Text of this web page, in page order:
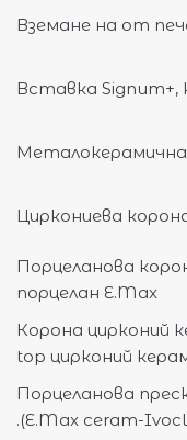
Вземане на от
Вставка Signum+,
Циркониева
Порцеланова
порцелан E.Max
Корона цирконий
top цирконий
Порцеланова
.(Е.Max ceram-